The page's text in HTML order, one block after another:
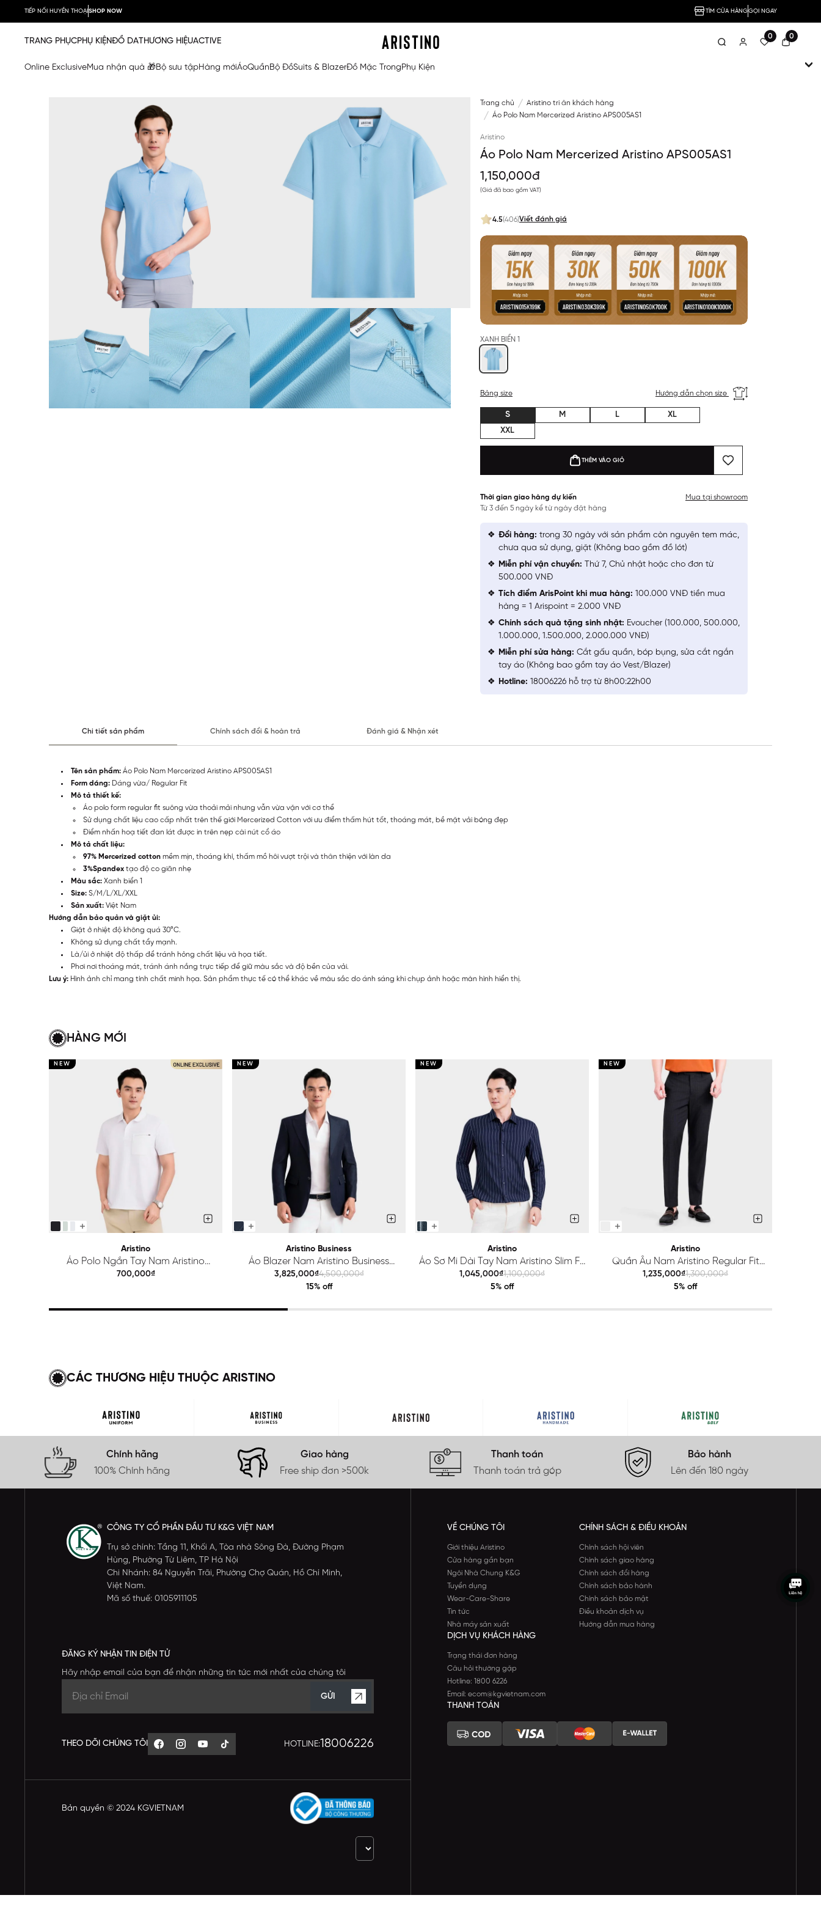
TIẾP NỐI HUYỀN THOẠISHOP NOW TÌM CỬA HÀNGGỌI NGAY
0 0
TRANG PHỤCPHỤ KIỆNĐỒ DATHƯƠNG HIỆUACTIVE
Online ExclusiveMua nhận quà 🎁Bộ sưu tậpHàng mớiÁoQuầnBộ ĐồSuits & BlazerĐồ Mặc TrongPhụ Kiện
Trang chủ
Aristino tri ân khách hàng
Áo Polo Nam Mercerized Aristino APS005AS1
Aristino
Áo Polo Nam Mercerized Aristino APS005AS1
1,150,000đ
(Giá đã bao gồm VAT)
4.5(406)Viết đánh giá
XANH BIỂN 1
Bảng size Hướng dẫn chọn size
S M L
XL
XXL
THÊM VÀO GIỎ
Thời gian giao hàng dự kiến
Từ 3 đến 5 ngày kể từ ngày đặt hàng
Mua tại showroom
Đổi hàng: trong 30 ngày với sản phẩm còn nguyên tem mác,
chưa qua sử dụng, giặt (Không bao gồm đồ lót)
Miễn phí vận chuyển: Thứ 7, Chủ nhật hoặc cho đơn từ
500.000 VNĐ
Tích điểm ArisPoint khi mua hàng: 100.000 VNĐ tiền mua
hàng = 1 Arispoint = 2.000 VNĐ
Chính sách quà tặng sinh nhật: Evoucher (100.000, 500.000,
1.000.000, 1.500.000, 2.000.000 VNĐ)
Miễn phí sửa hàng: Cắt gấu quần, bóp bụng, sửa cắt ngắn
tay áo (Không bao gồm tay áo Vest/Blazer)
Hotline: 18006226 hỗ trợ từ 8h00:22h00
Chi tiết sản phẩm Chính sách đổi & hoàn trả Đánh giá & Nhận xét
Tên sản phẩm: Áo Polo Nam Mercerized Aristino APS005AS1
Form dáng: Dáng vừa/ Regular Fit
Mô tả thiết kế:
Áo polo form regular fit suông vừa thoải mải nhưng vẫn vừa vặn với cơ thể
Sử dụng chất liệu cao cấp nhất trên thế giới Mercerized Cotton với ưu điểm thấm hút tốt, thoáng mát, bề mặt vải bóng đẹp
Điểm nhấn hoạ tiết đan lát được in trên nẹp cài nút cổ áo
Mô tả chất liệu:
97% Mercerized cotton mềm mịn, thoáng khí, thấm mồ hôi vượt trội và thân thiện với làn da
3%Spandex tạo độ co giãn nhẹ
Màu sắc: Xanh biển 1
Size: S/M/L/XL/XXL
Sản xuất: Việt Nam
Hướng dẫn bảo quản và giặt ủi:
Giặt ở nhiệt độ không quá 30°C.
Không sử dụng chất tẩy mạnh.
Là/ủi ở nhiệt độ thấp để tránh hỏng chất liệu và họa tiết.
Phơi nơi thoáng mát, tránh ánh nắng trực tiếp để giữ màu sắc và độ bền của vải.
Lưu ý: Hình ảnh chỉ mang tính chất minh họa. Sản phẩm thực tế có thể khác về màu sắc do ánh sáng khi chụp ảnh hoặc màn hình hiển thị.
HÀNG MỚI
NEW
Aristino
Áo Polo Ngắn Tay Nam Aristino
Regular APS615EDP01
700,000₫
NEW
Aristino Business
Áo Blazer Nam Aristino Business
Premio 1BZ201S0H2
3,825,000₫4,500,000₫
15% off
NEW
Aristino
Áo Sơ Mi Dài Tay Nam Aristino Slim Fit
ALS425S0H2
1,045,000₫1,100,000₫
5% off
NEW
Aristino
Quần Âu Nam Aristino Regular Fit
ATR203S0H2
1,235,000₫1,300,000₫
5% off
CÁC THƯƠNG HIỆU THUỘC ARISTINO
Chính hãng
100% Chính hãng
Giao hàng
Free ship đơn >500k
Thanh toán
Thanh toán trả góp
Bảo hành
Lên đến 180 ngày
CÔNG TY CỔ PHẦN ĐẦU TƯ K&G VIỆT NAM
Trụ sở chính: Tầng 11, Khối A, Tòa nhà Sông Đà, Đường Phạm
Hùng, Phường Từ Liêm, TP Hà Nội
Chi Nhánh: 84 Nguyễn Trãi, Phường Chợ Quán, Hồ Chí Minh,
Việt Nam.
Mã số thuế: 0105911105
ĐĂNG KÝ NHẬN TIN ĐIỆN TỬ
Hãy nhập email của bạn để nhận những tin tức mới nhất của chúng tôi
GỬI
THEO DÕI CHÚNG TÔI HOTLINE:18006226
VỀ CHÚNG TÔI
Giới thiệu Aristino
Cửa hàng gần bạn
Ngôi Nhà Chung K&G
Tuyển dụng
Wear-Care-Share
Tin tức
Nhà máy sản xuất
CHÍNH SÁCH & ĐIỀU KHOẢN
Chính sách hội viên
Chính sách giao hàng
Chính sách đổi hàng
Chính sách bảo hành
Chính sách bảo mật
Điều khoản dịch vụ
Hướng dẫn mua hàng
DỊCH VỤ KHÁCH HÀNG
Trạng thái đơn hàng
Câu hỏi thường gặp
Hotline: 1800 6226
Email: ecom@kgvietnam.com
THANH TOÁN
Bản quyền © 2024 KGVIETNAM